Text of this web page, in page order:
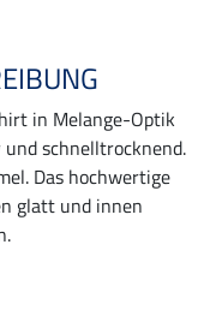
in Melange-Optik
schnelltrocknend.
Das hochwertige
glatt und innen